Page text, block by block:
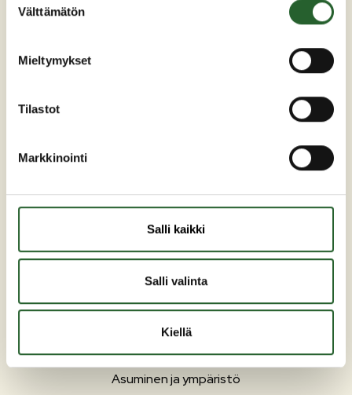
valinta
Välttämätön
Mieltymykset
Tilastot
Markkinointi
Salli kaikki
Salli valinta
Kiellä
kunta(at)puolanka.fi
etunimi.sukunimi@puolanka.fi
PUOLANKA
Asuminen ja ympäristö